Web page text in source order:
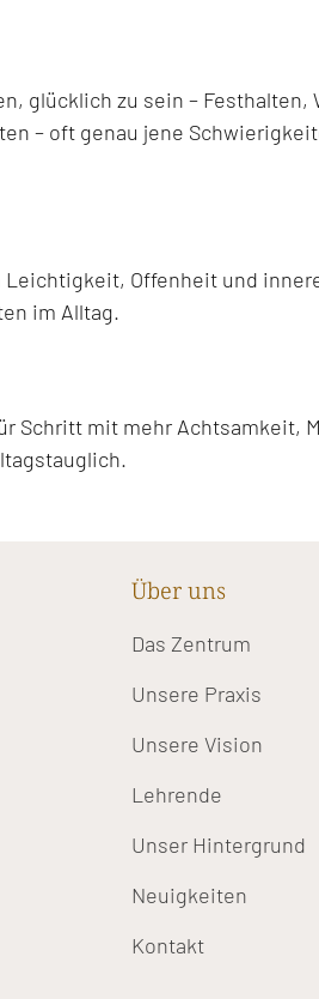
glücklich zu sein – Festhalten,
– oft genau jene
Leichtigkeit, Offenheit und
im Alltag.
Schritt mit mehr Achtsamkeit,
Über uns
Das Zentrum
Unsere Praxis
Unsere Vision
Lehrende
Unser Hintergrund
Neuigkeiten
Kontakt